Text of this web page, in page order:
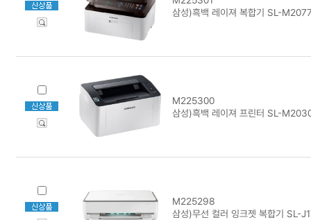
삼성)흑백 레이져 복합기 SL-
M225300
삼성)흑백 레이져 프린터 SL-
M225298
삼성)무선 컬러 잉크젯 복합기 SL-